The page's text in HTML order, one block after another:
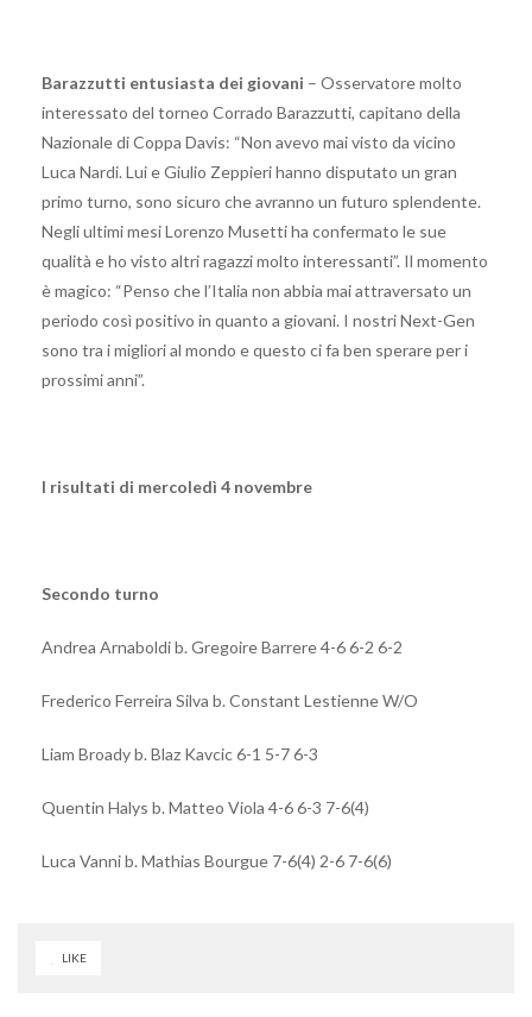
Barazzutti entusiasta dei giovani – Osservatore molto
interessato del torneo Corrado Barazzutti, capitano della
Nazionale di Coppa Davis: “Non avevo mai visto da vicino
Luca Nardi. Lui e Giulio Zeppieri hanno disputato un gran
primo turno, sono sicuro che avranno un futuro splendente.
Negli ultimi mesi Lorenzo Musetti ha confermato le sue
qualità e ho visto altri ragazzi molto interessanti”. Il momento
è magico: “Penso che l’Italia non abbia mai attraversato un
periodo così positivo in quanto a giovani. I nostri Next-Gen
sono tra i migliori al mondo e questo ci fa ben sperare per i
prossimi anni”.
I risultati di mercoledì 4 novembre
Secondo turno
Andrea Arnaboldi b. Gregoire Barrere 4-6 6-2 6-2
Frederico Ferreira Silva b. Constant Lestienne W/O
Liam Broady b. Blaz Kavcic 6-1 5-7 6-3
Quentin Halys b. Matteo Viola 4-6 6-3 7-6(4)
Luca Vanni b. Mathias Bourgue 7-6(4) 2-6 7-6(6)
LIKE